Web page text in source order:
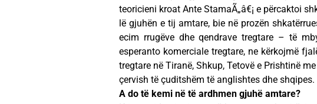
teoricieni kroat Ante StamaÃ„â€¡ e përcaktoi
lë gjuhën e tij amtare, bie në prozën
ecim rrugëve dhe qendrave tregtare – të
esperanto komerciale tregtare, ne kërkojmë
tregtare në Tiranë, Shkup, Tetovë e Prishtinë
çervish të çuditshëm të anglishtes dhe shqipes.
A do të kemi në të ardhmen gjuhë amtare?